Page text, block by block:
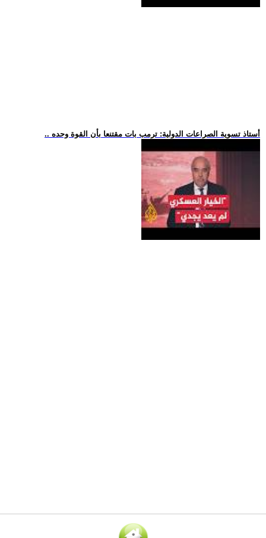
.. أستاذ تسوية الصراعات الدولية: ترمب بات مقتنعا بأن القوة وحده